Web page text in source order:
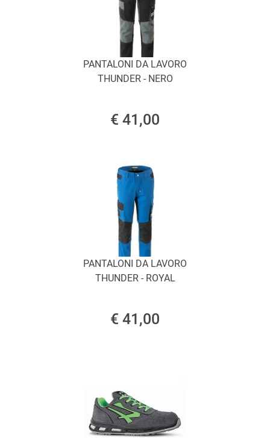
PANTALONI DA LAVORO
THUNDER - NERO
€ 41,00
PANTALONI DA LAVORO
THUNDER - ROYAL
€ 41,00